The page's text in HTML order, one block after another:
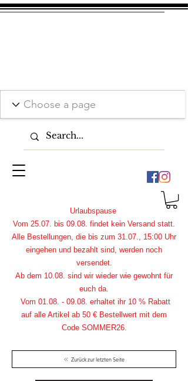
Zurück zur letzten Seite
Urlaubspause
Vom 25.07. bis 09.08. findet kein Versand statt.
Alle Bestellungen, die bis zum 31.07., 15:00 Uhr
eingehen und bezahlt sind, werden noch
versendet.
Ab dem 10.08. sind wir wieder wie gewohnt für
euch da.
Vom 01.08. - 09.08. erhaltet ihr 10 % Rabatt
auf alle Artikel ab 50 € Bestellwert mit dem
Code SOMMER26.